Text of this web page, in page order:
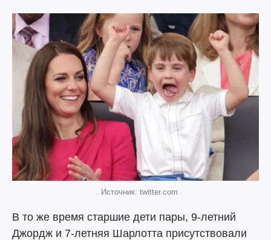
. Источник: twitter.com
В то же время старшие дети пары, 9-летний
Джордж и 7-летняя Шарлотта присутствовали